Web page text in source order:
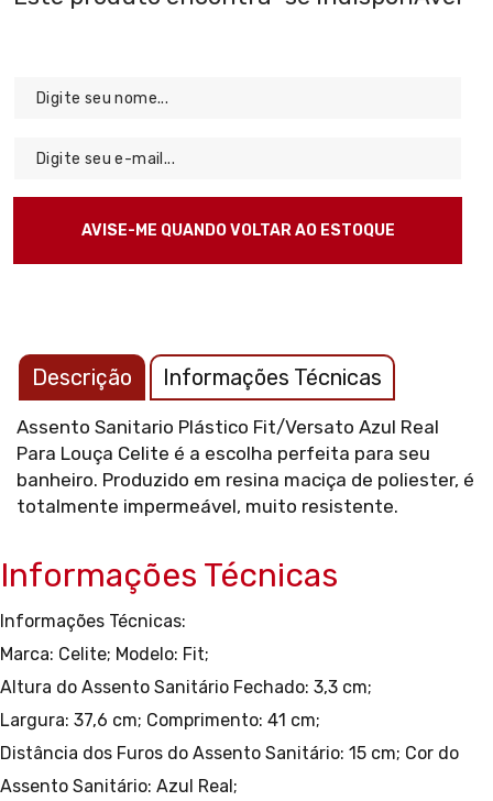
Descrição Informações Técnicas
Assento Sanitario Plástico Fit/Versato Azul Real
Para Louça Celite é a escolha perfeita para seu
banheiro. Produzido em resina maciça de poliester, é
totalmente impermeável, muito resistente.
Informações Técnicas
Informações Técnicas:
Marca: Celite; Modelo: Fit;
Altura do Assento Sanitário Fechado: 3,3 cm;
Largura: 37,6 cm; Comprimento: 41 cm;
Distância dos Furos do Assento Sanitário: 15 cm; Cor do
Assento Sanitário: Azul Real;